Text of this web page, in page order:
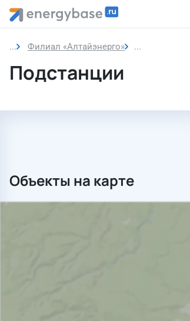
Филиал «Алтайэнерго» Подстанции
Подстанции
Объекты на карте